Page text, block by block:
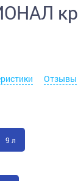
Отзывы
9 л